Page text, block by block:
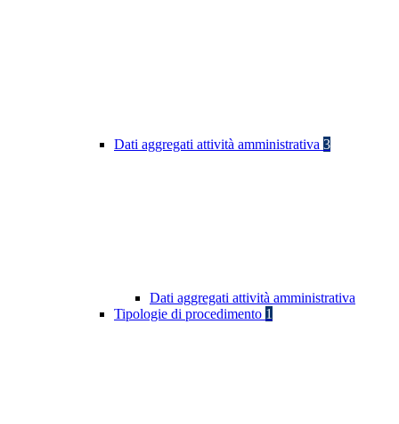
Dati aggregati attività amministrativa 3
Dati aggregati attività amministrativa
Tipologie di procedimento 1